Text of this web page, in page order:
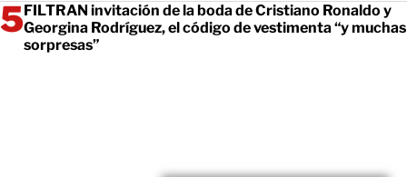
FILTRAN invitación de la boda de Cristiano Ronaldo y
Georgina Rodríguez, el código de vestimenta “y muchas
sorpresas”